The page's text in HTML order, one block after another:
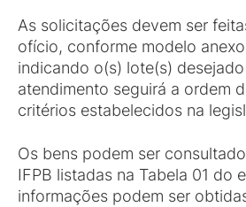
As solicitações devem ser
ofício, conforme modelo
indicando o(s) lote(s)
atendimento seguirá a ordem
critérios estabelecidos na
Os bens podem ser
IFPB listadas na Tabela 01 do
informações podem ser